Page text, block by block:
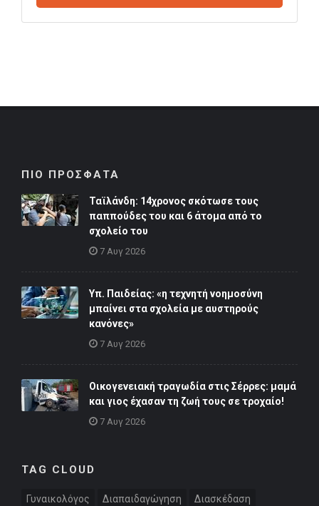
ΠΙΟ ΠΡΟΣΦΑΤΑ
Ταϊλάνδη: 14χρονος σκότωσε τους
παππούδες του και 6 άτομα από το
σχολείο του
7 Αυγ 2026
Υπ. Παιδείας: «η τεχνητή νοημοσύνη
μπαίνει στα σχολεία με αυστηρούς
κανόνες»
7 Αυγ 2026
Οικογενειακή τραγωδία στις Σέρρες: μαμά
και γιος έχασαν τη ζωή τους σε τροχαίο!
7 Αυγ 2026
TAG CLOUD
Γυναικολόγος Διαπαιδαγώγηση Διασκέδαση